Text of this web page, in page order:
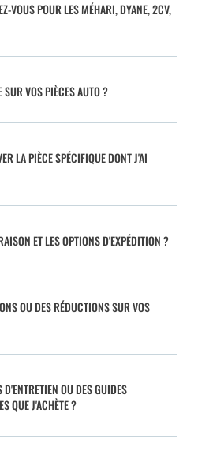
VOUS POUR LES MÉHARI, DYANE, 2CV,
SUR VOS PIÈCES AUTO ?
LA PIÈCE SPÉCIFIQUE DONT J'AI
ET LES OPTIONS D'EXPÉDITION ?
OU DES RÉDUCTIONS SUR VOS
OU DES GUIDES
QUE J'ACHÈTE ?